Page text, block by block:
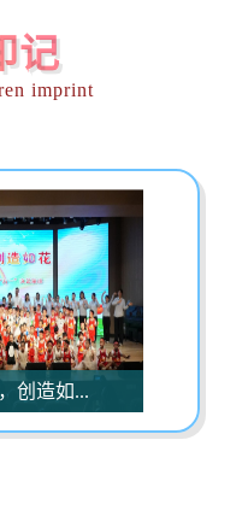
记
imprint
创造如...